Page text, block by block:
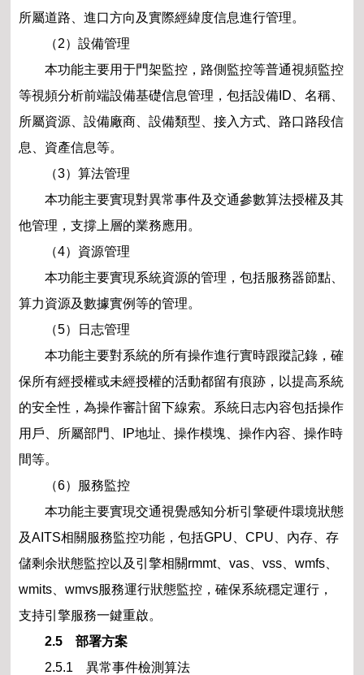
所屬道路、進口方向及實際經緯度信息進行管理。
（2）設備管理
本功能主要用于門架監控，路側監控等普通視頻監控
等視頻分析前端設備基礎信息管理，包括設備ID、名稱、
所屬資源、設備廠商、設備類型、接入方式、路口路段信
息、資產信息等。
（3）算法管理
本功能主要實現對異常事件及交通參數算法授權及其
他管理，支撐上層的業務應用。
（4）資源管理
本功能主要實現系統資源的管理，包括服務器節點、
算力資源及數據實例等的管理。
（5）日志管理
本功能主要對系統的所有操作進行實時跟蹤記錄，確
保所有經授權或未經授權的活動都留有痕跡，以提高系統
的安全性，為操作審計留下線索。系統日志內容包括操作
用戶、所屬部門、IP地址、操作模塊、操作內容、操作時
間等。
（6）服務監控
本功能主要實現交通視覺感知分析引擎硬件環境狀態
及AITS相關服務監控功能，包括GPU、CPU、內存、存
儲剩余狀態監控以及引擎相關rmmt、vas、vss、wmfs、
wmits、wmvs服務運行狀態監控，確保系統穩定運行，
支持引擎服務一鍵重啟。
2.5 部署方案
2.5.1 異常事件檢測算法